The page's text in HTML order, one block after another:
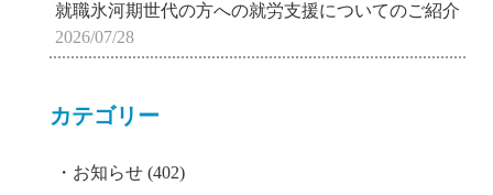
就職氷河期世代の方への就労支援についてのご紹介
2026/07/28
カテゴリー
お知らせ (402)